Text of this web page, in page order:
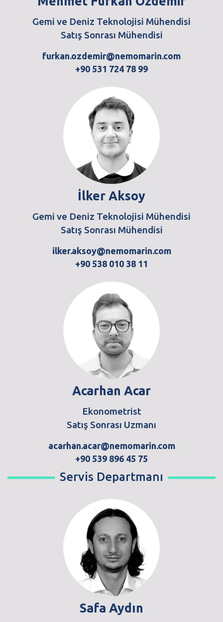
Gemi ve Deniz Teknolojisi Mühendisi
Satış Sonrası Mühendisi
furkan.ozdemir@nemomarin.com
+90 531 724 78 99
İlker Aksoy
Gemi ve Deniz Teknolojisi Mühendisi
Satış Sonrası Mühendisi
ilker.aksoy@nemomarin.com
+90 538 010 38 11
Acarhan Acar
Ekonometrist
Satış Sonrası Uzmanı
acarhan.acar@nemomarin.com
+90 539 896 45 75
Servis Departmanı
Safa Aydın